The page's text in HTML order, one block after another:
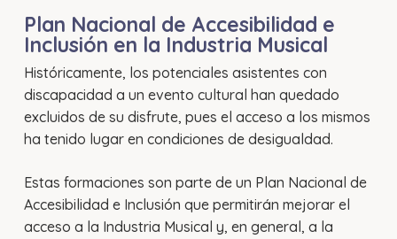
Plan Nacional de Accesibilidad e
Inclusión en la Industria Musical
Históricamente, los potenciales asistentes con
discapacidad a un evento cultural han quedado
excluidos de su disfrute, pues el acceso a los mismos
ha tenido lugar en condiciones de desigualdad.
Estas formaciones son parte de un Plan Nacional de
Accesibilidad e Inclusión que permitirán mejorar el
acceso a la Industria Musical y, en general, a la